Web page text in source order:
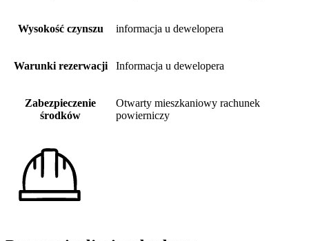
Wysokość czynszu informacja u dewelopera
Warunki rezerwacji Informacja u dewelopera
Zabezpieczenie
środków
Otwarty mieszkaniowy rachunek
powierniczy